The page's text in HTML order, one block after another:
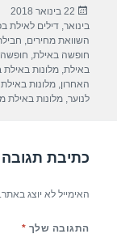
e
b
o
o
פורסם
בתאריך
22 בינואר 2018
בינואר,דילים לאילת
השוואת מחירים,
חופשה באילת, חופשה
באילת,מלונות באילת
האחרון,מלונות
לנוער,מלונות באילת
כתיבת תגובה
האימייל לא יוצג באתר.
התגובה שלך *